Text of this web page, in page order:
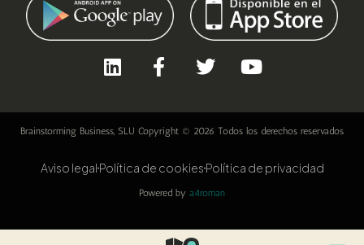
Brainstorming Business, SLU Copyright © 2026 Todos los derechos reservados
Aviso legalPolítica de cookiesPolítica de privacidad
Powered by a4roman